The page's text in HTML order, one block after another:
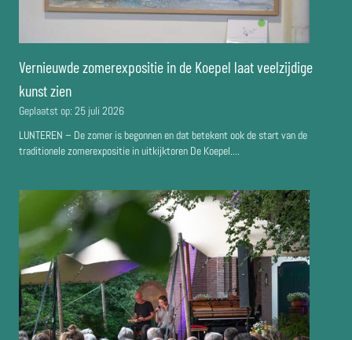
Vernieuwde zomerexpositie in de Koepel laat veelzijdige
kunst zien
Geplaatst op: 25 juli 2026
LUNTEREN – De zomer is begonnen en dat betekent ook de start van de
traditionele zomerexpositie in uitkijktoren De Koepel....